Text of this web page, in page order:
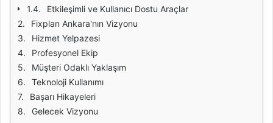
Etkileşimli ve Kullanıcı Dostu Araçlar
Fixplan Ankara'nın Vizyonu
Hizmet Yelpazesi
Profesyonel Ekip
Müşteri Odaklı Yaklaşım
Teknoloji Kullanımı
Başarı Hikayeleri
Gelecek Vizyonu